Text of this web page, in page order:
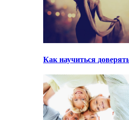
Как научиться